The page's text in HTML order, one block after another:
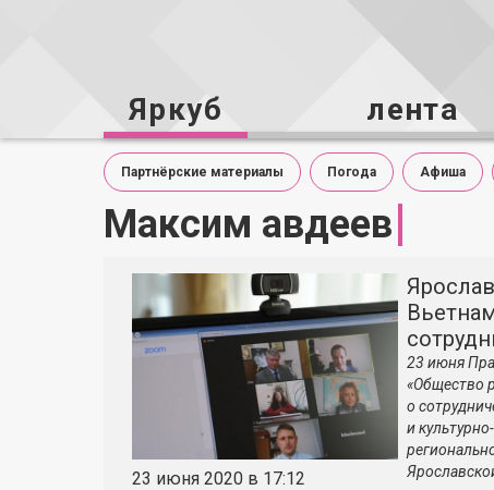
Яркуб лента
Партнёрские материалы Погода Афиша
Максим авдеев
23 июня 2020 в 17:12
23 июня
«Общество
о
и